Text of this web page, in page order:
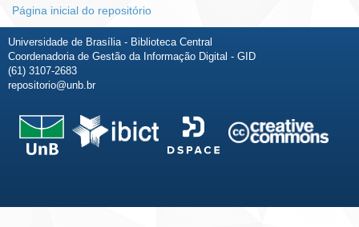
Página inicial do repositório
Universidade de Brasília - Biblioteca Central
Coordenadoria de Gestão da Informação Digital - GID
(61) 3107-2683
repositorio@unb.br